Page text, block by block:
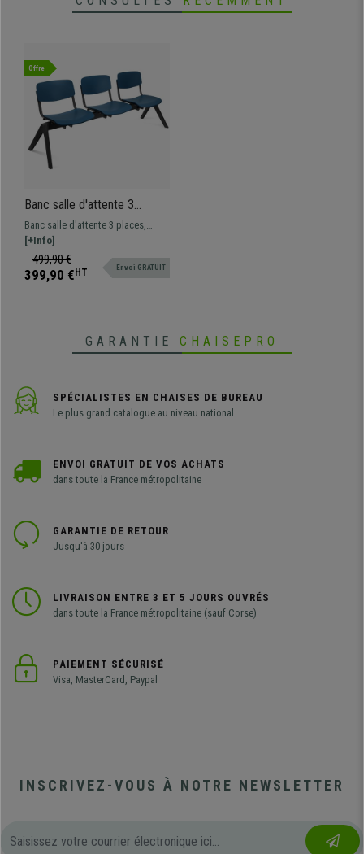
Offre
Banc salle d'attente 3
sièges MILKA, Structure
Robuste, Très Confortable,
Polypropylène, Bleu
Banc salle d'attente 3 places,
structure en plastique résistant.
Le modèle MILKA est disponible
en version banc 2 et 3 places, ainsi
[+Info]
499,90 €
399,90 € HT Envoi GRATUIT
GARANTIE CHAISEPRO
SPÉCIALISTES EN CHAISES DE BUREAU
Le plus grand catalogue au niveau national
ENVOI GRATUIT DE VOS ACHATS
dans toute la France métropolitaine
GARANTIE DE RETOUR
Jusqu'à 30 jours
LIVRAISON ENTRE 3 ET 5 JOURS OUVRÉS
dans toute la France métropolitaine (sauf Corse)
PAIEMENT SÉCURISÉ
Visa, MasterCard, Paypal
INSCRIVEZ-VOUS À NOTRE NEWSLETTER